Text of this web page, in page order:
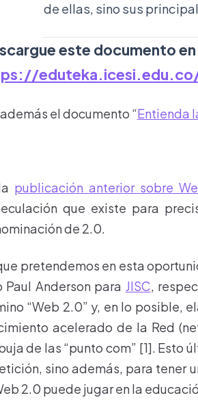
de ellas, sino sus
este documento
el documento “Entienda
publicación anterior sobre
que existe para
de 2.0.
pretendemos en esta
Paul Anderson para JISC,
“Web 2.0” y, en lo posible,
acelerado de la Red
de las “punto com” [1]. Esto
sino además, para tener
2.0 puede jugar en la